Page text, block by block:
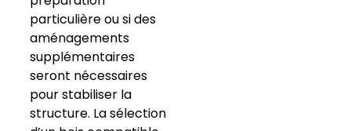
particulière ou si des
aménagements
supplémentaires
seront nécessaires
pour stabiliser la
structure. La sélection